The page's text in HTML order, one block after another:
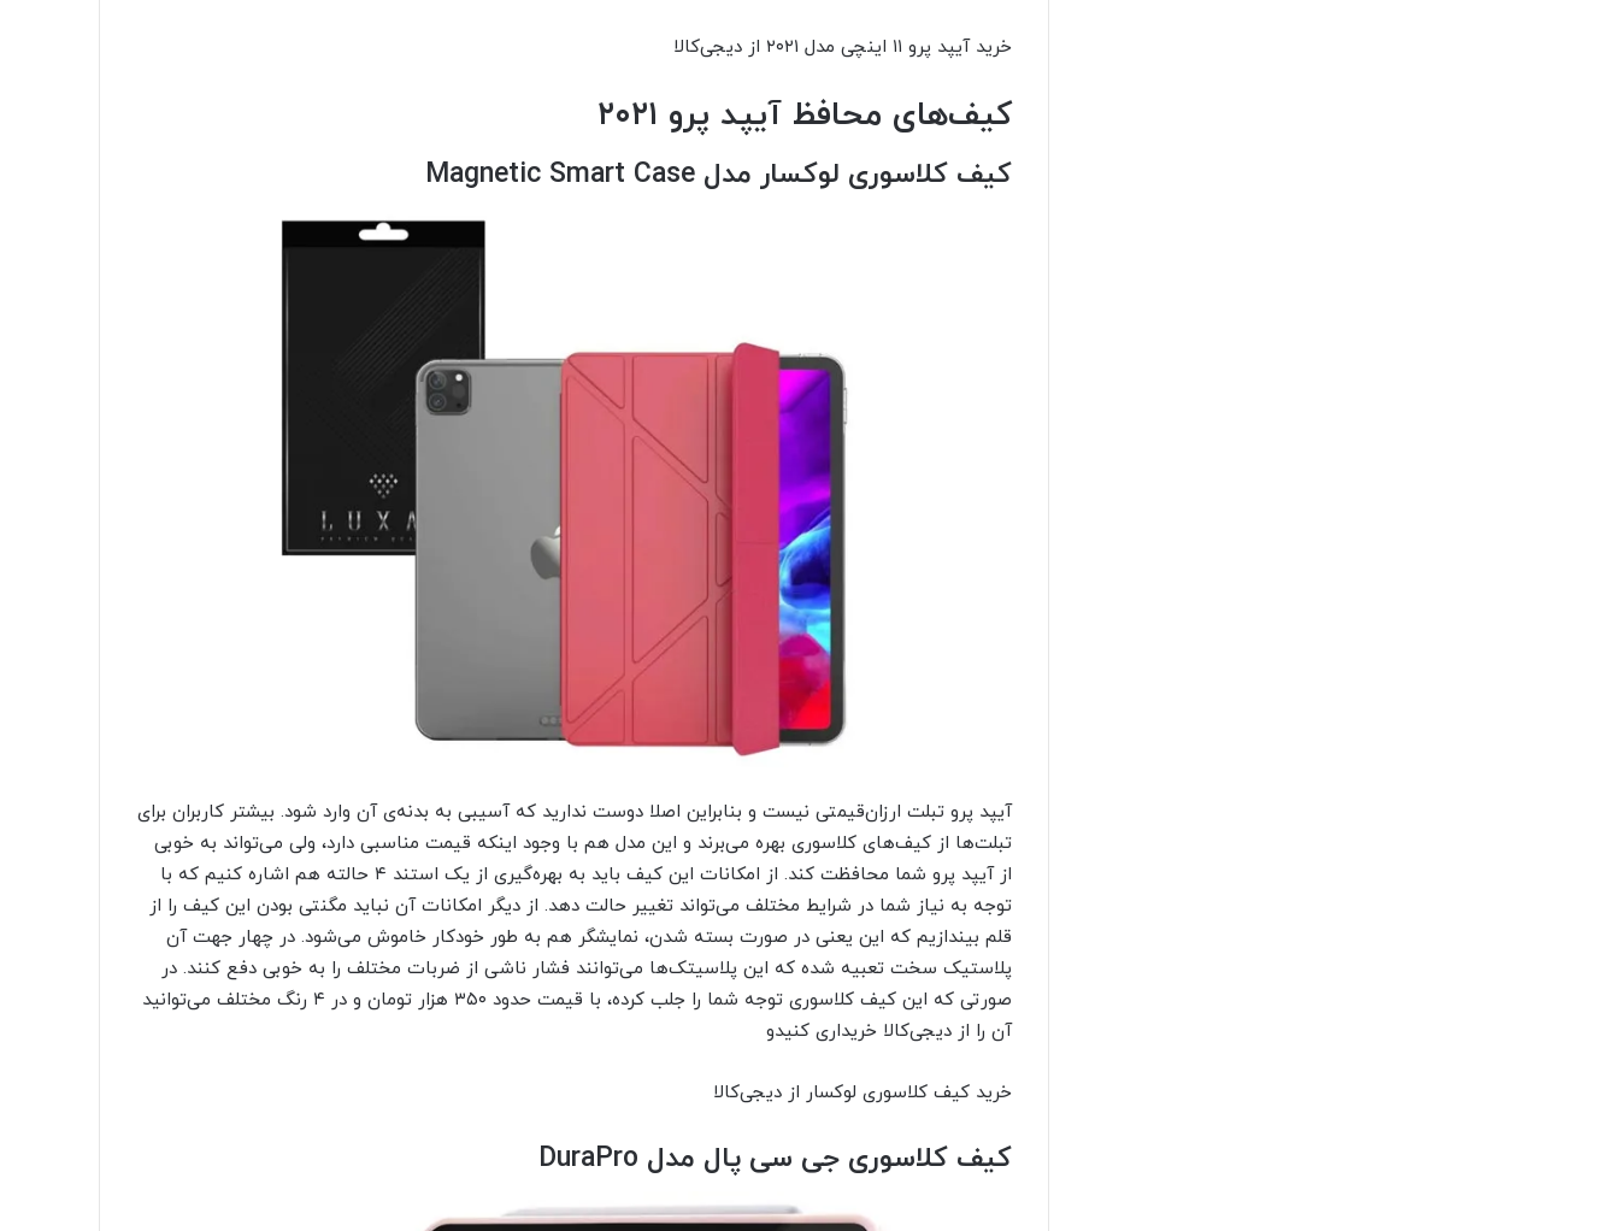
خرید آیپد پرو ۱۱ اینچی مدل ۲۰۲۱ از دیجی‌کالا
کیف‌های محافظ آیپد پرو ۲۰۲۱
کیف کلاسوری لوکسار مدلMagnetic Smart Case
آیپد پرو تبلت ارزان‌قیمتی نیست و بنابراین اصلا دوست ندارید که آسیبی به بدنه‌ی آن وارد شود. بیشتر کاربران برای
تبلت‌ها از کیف‌های کلاسوری بهره می‌برند و این مدل هم با وجود اینکه قیمت مناسبی دارد، ولی می‌تواند به خوبی
از آیپد پرو شما محافظت کند. از امکانات این کیف باید به بهره‌گیری از یک استند ۴ حالته هم اشاره کنیم که با
توجه به نیاز شما در شرایط مختلف می‌تواند تغییر حالت دهد. از دیگر امکانات آن نباید مگنتی بودن این کیف را از
قلم بیندازیم که این یعنی در صورت بسته شدن، نمایشگر هم به طور خودکار خاموش می‌شود. در چهار جهت آن
پلاستیک سخت تعبیه شده که این پلاسیتک‌ها می‌توانند فشار ناشی از ضربات مختلف را به خوبی دفع کنند. در
صورتی که این کیف کلاسوری توجه شما را جلب کرده، با قیمت حدود ۳۵۰ هزار تومان و در ۴ رنگ مختلف می‌توانید
آن را از دیجی‌کالا خریداری کنیدو
خرید کیف کلاسوری لوکسار از دیجی‌کالا
کیف کلاسوری جی سی پال مدل DuraPro